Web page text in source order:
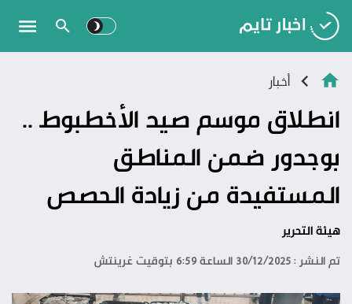
أخبار
انطلاق موسم صيد الأخطبوط ..
بوجدور ضمن المناطق
المستفيدة من زيادة الحصص
هيئة التحرير
تم النشر : 30/12/2025 الساعة 6:59 بتوقيت غرينتش